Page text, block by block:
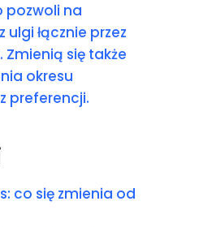
pozwoli na
ulgi łącznie przez
Zmienią się także
okresu
preferencji.
co się zmienia od